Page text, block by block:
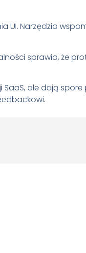
Narzędzia
sprawia, że
ale dają spore